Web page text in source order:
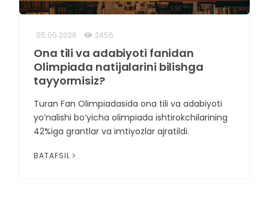
05.05.2026 2456
Ona tili va adabiyoti fanidan
Olimpiada natijalarini bilishga
tayyormisiz?
Turan Fan Olimpiadasida ona tili va adabiyoti
yo‘nalishi bo‘yicha olimpiada ishtirokchilarining
42%iga grantlar va imtiyozlar ajratildi.
BATAFSIL